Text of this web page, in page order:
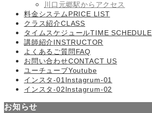
川口元郷駅からアクセス
料金システム PRICE LIST
クラス紹介CLASS
タイムスケジュールTIME SCHEDULE
講師紹介INSTRUCTOR
よくあるご質問 FAQ
お問い合わせCONTACT US
ユーチューブYoutube
インスタ-01 Instagrum-01
インスタ-02Instagrum-02
お知らせ